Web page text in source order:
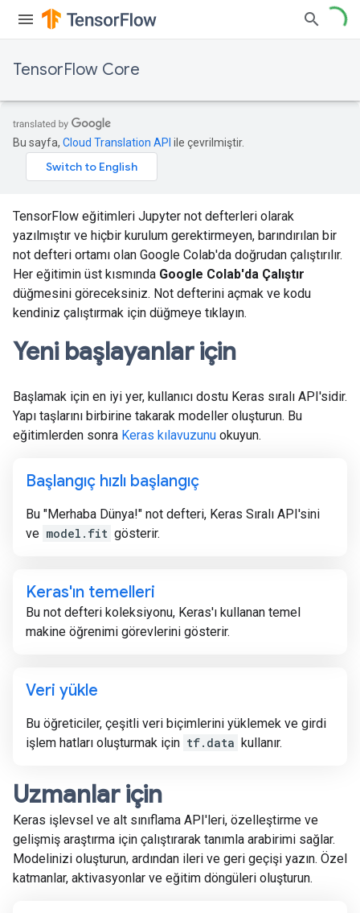
TensorFlow Core
Bu sayfa, Cloud Translation API ile çevrilmiştir.
TensorFlow eğitimleri Jupyter not defterleri olarak
yazılmıştır ve hiçbir kurulum gerektirmeyen, barındırılan bir
not defteri ortamı olan Google Colab'da doğrudan çalıştırılır.
Her eğitimin üst kısmında Google Colab'da Çalıştır
düğmesini göreceksiniz. Not defterini açmak ve kodu
kendiniz çalıştırmak için düğmeye tıklayın.
Yeni başlayanlar için
Başlamak için en iyi yer, kullanıcı dostu Keras sıralı API'sidir.
Yapı taşlarını birbirine takarak modeller oluşturun. Bu
eğitimlerden sonra Keras kılavuzunu okuyun.
Başlangıç ​​hızlı başlangıç
Bu "Merhaba Dünya!" not defteri, Keras Sıralı API'sini
ve model.fit gösterir.
Keras'ın temelleri
Bu not defteri koleksiyonu, Keras'ı kullanan temel
makine öğrenimi görevlerini gösterir.
Veri yükle
Bu öğreticiler, çeşitli veri biçimlerini yüklemek ve girdi
işlem hatları oluşturmak için tf.data kullanır.
Uzmanlar için
Keras işlevsel ve alt sınıflama API'leri, özelleştirme ve
gelişmiş araştırma için çalıştırarak tanımla arabirimi sağlar.
Modelinizi oluşturun, ardından ileri ve geri geçişi yazın. Özel
katmanlar, aktivasyonlar ve eğitim döngüleri oluşturun.